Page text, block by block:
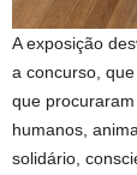
A exposição
a concurso,
que
humanos,
solidário,